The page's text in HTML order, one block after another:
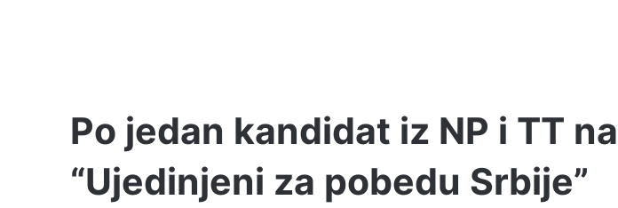
Po jedan kandidat iz NP i TT
“Ujedinjeni za pobedu Srbije”